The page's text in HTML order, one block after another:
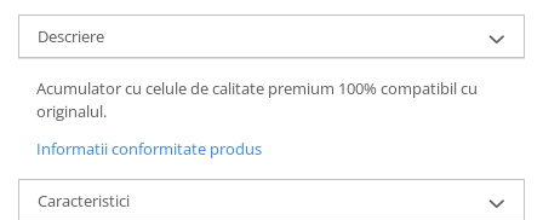
E27
Blițuri și lumini foto/video
Cablu date
tableta
Casti
Descriere
Acumulator cu celule de calitate premium 100% compatibil cu
originalul.
Informatii conformitate produs
Caracteristici